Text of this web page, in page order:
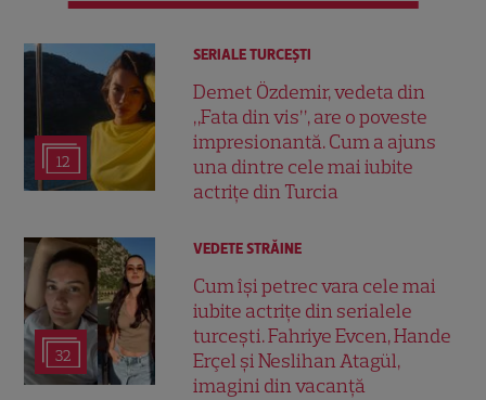
12
SERIALE TURCEŞTI
Demet Özdemir, vedeta din
„Fata din vis”, are o poveste
impresionantă. Cum a ajuns
una dintre cele mai iubite
actrițe din Turcia
32
VEDETE STRĂINE
Cum își petrec vara cele mai
iubite actrițe din serialele
turcești. Fahriye Evcen, Hande
Erçel și Neslihan Atagül,
imagini din vacanță